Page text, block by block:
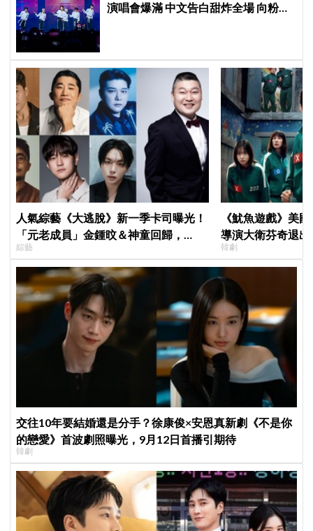
演唱會爆滿 中文告白甜炸全場 向粉絲
人氣綜藝《大逃脫》新一季卡司曝光！
「元老成員」金鍾旼＆神童回歸，
SEVENTEEN 勝寛驚喜加盟，姜鎬童缺
席成最大焦點
綜藝
《魷魚遊戲》美
導演大衛芬奇退
聞也破局
韓劇
交往10年要結婚還是分手？徐康俊×安恩真新劇《不是你
的戀愛》首波劇照曝光，9月12日首播引期待
韓劇